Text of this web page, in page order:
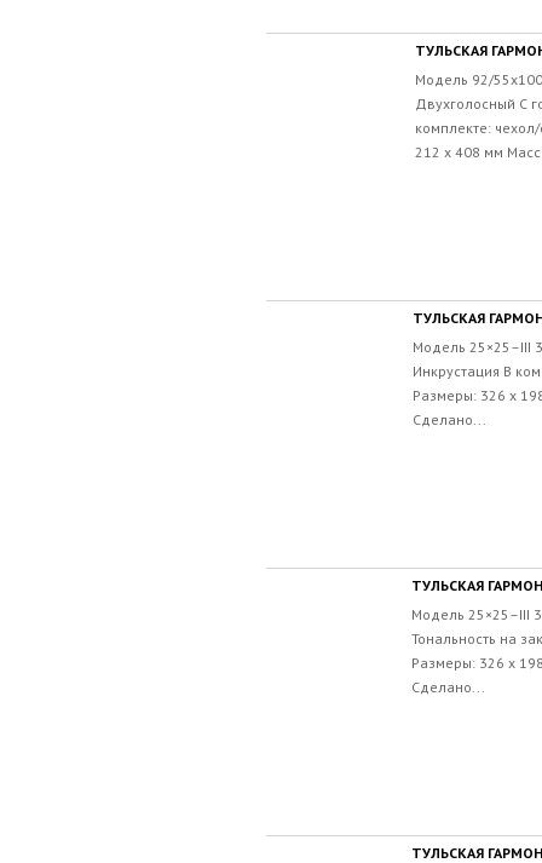
ТУЛЬСКАЯ
Модель 92/
Двухголосный С
комплекте:
212 х 408 мм
ТУЛЬСКАЯ
Модель 25×25–III
Инкрустация В
Размеры: 326 х
Сделано...
ТУЛЬСКАЯ
Модель 25×25–III
Тональность на
Размеры: 326 х
Сделано...
ТУЛЬСКАЯ